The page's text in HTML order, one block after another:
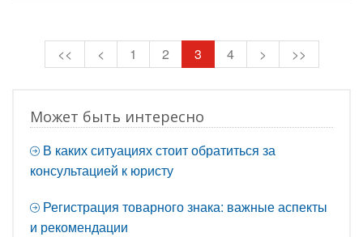
<< < 1 2 3 4 > >>
Может быть интересно
В каких ситуациях стоит обратиться за
консультацией к юристу
Регистрация товарного знака: важные аспекты
и рекомендации